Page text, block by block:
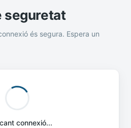
seguretat
és segura. Espera un
connexió...